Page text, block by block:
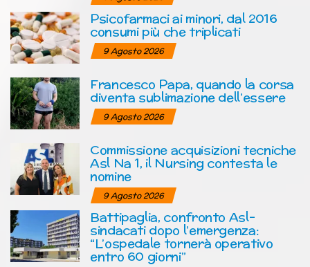
Psicofarmaci ai minori, dal 2016
consumi più che triplicati
9 Agosto 2026
Francesco Papa, quando la corsa
diventa sublimazione dell’essere
9 Agosto 2026
Commissione acquisizioni tecniche
Asl Na 1, il Nursing contesta le
nomine
9 Agosto 2026
Battipaglia, confronto Asl-
sindacati dopo l’emergenza:
“L’ospedale tornerà operativo
entro 60 giorni”